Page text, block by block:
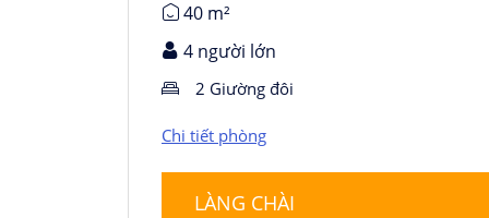
40 m²
4 người lớn
2 Giường đôi
Chi tiết phòng
LÀNG CHÀI